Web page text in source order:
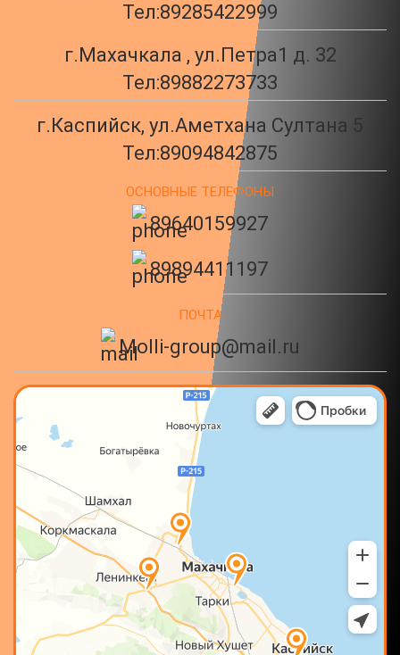
Тел:89285422999
г.Махачкала , ул.Петра1 д. 32
Тел:89882273733
г.Каспийск, ул.Аметхана Султана 5
Тел:89094842875
ОСНОВНЫЕ ТЕЛЕФОНЫ
89640159927
89894411197
ПОЧТА
Molli-group@mail.ru